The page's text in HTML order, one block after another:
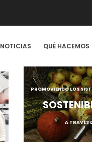
NOTICIAS QUÉ HACEMOS
PROMOVIENDO LOS
A TRAVÉS